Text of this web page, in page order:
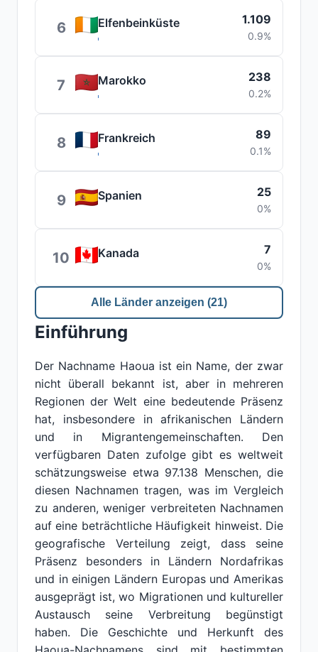
6 Elfenbeinküste 1.109
0.9%
7 Marokko 238
0.2%
8 Frankreich 89
0.1%
9 Spanien 25
0%
10 Kanada 7
0%
Alle Länder anzeigen (21)
Einführung
Der Nachname Haoua ist ein Name, der zwar
nicht überall bekannt ist, aber in mehreren
Regionen der Welt eine bedeutende Präsenz
hat, insbesondere in afrikanischen Ländern
und in Migrantengemeinschaften. Den
verfügbaren Daten zufolge gibt es weltweit
schätzungsweise etwa 97.138 Menschen, die
diesen Nachnamen tragen, was im Vergleich
zu anderen, weniger verbreiteten Nachnamen
auf eine beträchtliche Häufigkeit hinweist. Die
geografische Verteilung zeigt, dass seine
Präsenz besonders in Ländern Nordafrikas
und in einigen Ländern Europas und Amerikas
ausgeprägt ist, wo Migrationen und kultureller
Austausch seine Verbreitung begünstigt
haben. Die Geschichte und Herkunft des